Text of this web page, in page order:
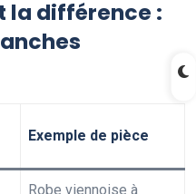
la différence :
Exemple de pièce
Robe viennoise à